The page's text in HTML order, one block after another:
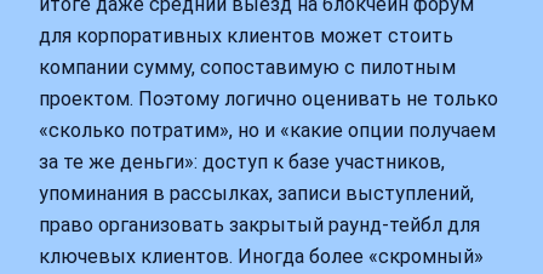
для корпоративных клиентов может стоить
компании сумму, сопоставимую с пилотным
проектом. Поэтому логично оценивать не только
«сколько потратим», но и «какие опции получаем
за те же деньги»: доступ к базе участников,
упоминания в рассылках, записи выступлений,
право организовать закрытый раунд‑тейбл для
ключевых клиентов. Иногда более «скромный»